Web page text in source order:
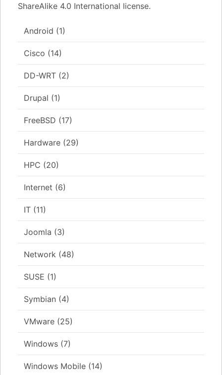
ShareAlike 4.0 International license.
Android (1)
Cisco (14)
DD-WRT (2)
Drupal (1)
FreeBSD (17)
Hardware (29)
HPC (20)
Internet (6)
IT (11)
Joomla (3)
Network (48)
SUSE (1)
Symbian (4)
VMware (25)
Windows (7)
Windows Mobile (14)